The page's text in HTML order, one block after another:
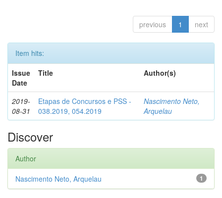
previous 1 next
Item hits:
Issue
Date
Title Author(s)
2019-
08-31
Etapas de Concursos e PSS -
038.2019, 054.2019
Nascimento Neto,
Arquelau
Discover
Author
1
Nascimento Neto, Arquelau